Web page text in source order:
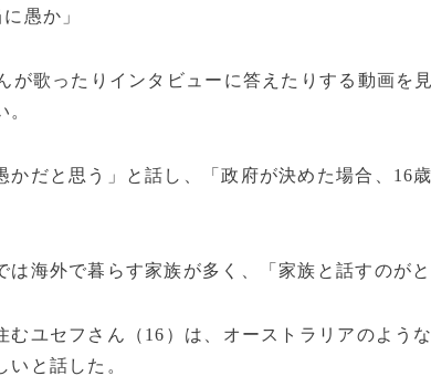
愚か」
が歌ったりインタビューに答えたりする動画を
かだと思う」と話し、「政府が決めた場合、16
は海外で暮らす家族が多く、「家族と話すのが
むユセフさん（16）は、オーストラリアのよう
いと話した。